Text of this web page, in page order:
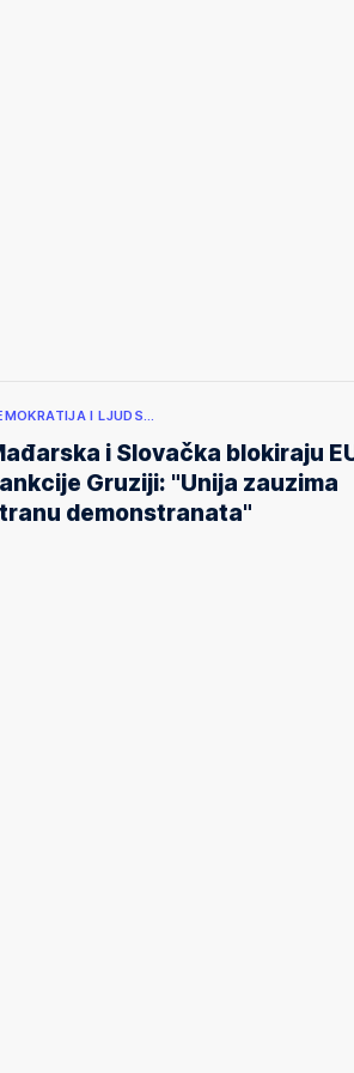
I LJUDS…
i Slovačka blokiraju
Gruziji: "Unija zauzima
demonstranata"